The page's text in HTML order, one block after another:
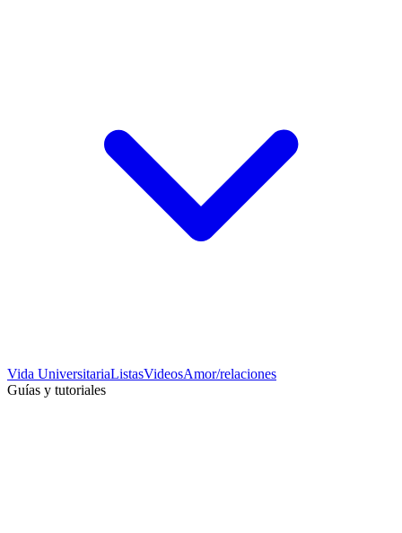
Vida UniversitariaListasVideosAmor/relaciones
Guías y tutoriales